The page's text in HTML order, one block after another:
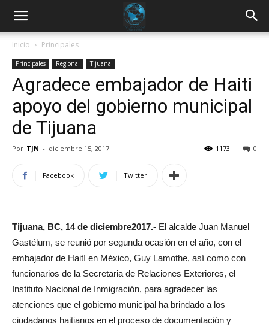
Inicio Principales
Principales Regional Tijuana
Agradece embajador de Haiti
apoyo del gobierno municipal
de Tijuana
Por TJN - diciembre 15, 2017 0
1173
Facebook Twitter
Tijuana, BC, 14 de diciembre2017.- El alcalde Juan Manuel
Gastélum, se reunió por segunda ocasión en el año, con el
embajador de Haití en México, Guy Lamothe, así como con
funcionarios de la Secretaria de Relaciones Exteriores, el
Instituto Nacional de Inmigración, para agradecer las
atenciones que el gobierno municipal ha brindado a los
ciudadanos haitianos en el proceso de documentación y